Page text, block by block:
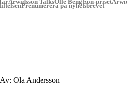
Arwidsson TalksOlle Bengtzon-priset
Prenumerera på nyhetsbrevet
Av: Ola Andersson